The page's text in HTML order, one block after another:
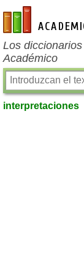
es-academic.com
Los
Académico
interpretaciones